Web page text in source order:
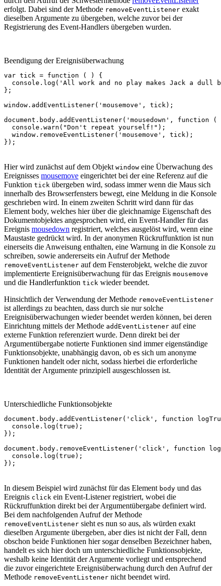
erfolgt. Dabei sind der Methode removeEventListener exakt
dieselben Argumente zu übergeben, welche zuvor bei der
Registrierung des Event-Handlers übergeben wurden.
Beendigung der Ereignisüberwachung
var tick = function ( )
{
console . log ( 'All work and no play makes Jack a dull
};
window . addEventListener( 'mousemove' , tick);
document . body . addEventListener( 'mousedown' , function
(
console . warn ( "Don't repeat yourself!" );
window . removeEventListener( 'mousemove' , tick);
});
Hier wird zunächst auf dem Objekt window eine Überwachung des
Ereignisses mousemove eingerichtet bei der eine Referenz auf die
Funktion tick übergeben wird, sodass immer wenn die Maus sich
innerhalb des Browserfensters bewegt, eine Meldung in die Konsole
geschrieben wird. In einem zweiten Schritt wird dann für das
Element body, welches hier über die gleichnamige Eigenschaft des
Dokumentobjektes angesprochen wird, ein Event-Handler für das
Ereignis mousedown registriert, welches ausgelöst wird, wenn eine
Maustaste gedrückt wird. In der anonymen Rückruffunktion ist nun
einerseits die Anweisung enthalten, eine Warnung in die Konsole zu
schreiben, sowie andererseits ein Aufruf der Methode
removeEventListener auf dem Fensterobjekt, welche die zuvor
implementierte Ereignisüberwachung für das Ereignis mousemove
und die Handlerfunktion tick wieder beendet.
Hinsichtlich der Verwendung der Methode removeEventListener
ist allerdings zu beachten, dass durch sie nur solche
Ereignisüberwachungen wieder beendet werden können, bei deren
Einrichtung mittels der Methode addEventListener auf eine
externe Funktion referenziert wurde. Denn direkt bei der
Argumentübergabe notierte Funktionen sind immer eigenständige
Funktionsobjekte, unabhängig davon, ob es sich um anonyme
Funktionen handelt oder nicht, sodass hierbei die erforderliche
Identität der Argumente prinzipiell ausgeschlossen ist.
Unterschiedliche Funktionsobjekte
document . body . addEventListener( 'click' , function
console . log ( true );
});
document . body . removeEventListener( 'click' , function
console . log ( true );
});
In diesem Beispiel wird zunächst für das Element body und das
Ereignis click ein Event-Listener registriert, wobei die
Rückruffunktion direkt bei der Argumentübergabe definiert wird.
Bei dem nachfolgenden Aufruf der Methode
removeEventListener sieht es nun so aus, als würden exakt
dieselben Argumente übergeben, aber dies ist nicht der Fall, denn
obschon beide Funktionen hier sogar denselben Bezeichner haben,
handelt es sich hier doch um unterschiedliche Funktionsobjekte,
weshalb keine Identität der Argumente vorliegt und entsprechend
die zuvor eingerichtete Ereignisüberwachung durch den Aufruf der
Methode removeEventListener nicht beendet wird.